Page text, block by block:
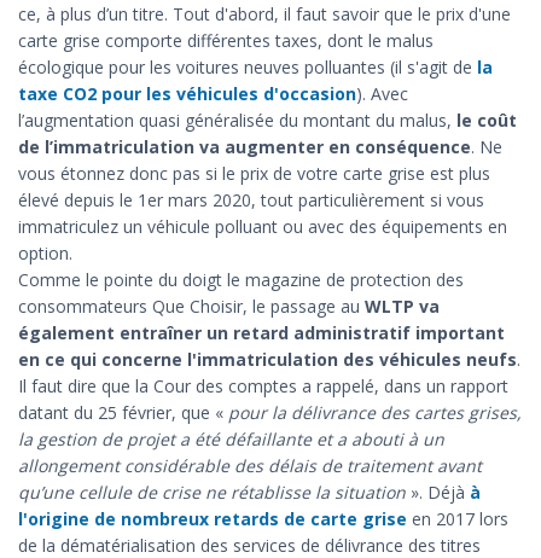
ce, à plus d’un titre. Tout d'abord, il faut savoir que le prix d'une
carte grise comporte différentes taxes, dont le malus
écologique pour les voitures neuves polluantes (il s'agit de la
taxe CO2 pour les véhicules d'occasion). Avec
l’augmentation quasi généralisée du montant du malus, le coût
de l’immatriculation va augmenter en conséquence. Ne
vous étonnez donc pas si le prix de votre carte grise est plus
élevé depuis le 1er mars 2020, tout particulièrement si vous
immatriculez un véhicule polluant ou avec des équipements en
option.
Comme le pointe du doigt le magazine de protection des
consommateurs Que Choisir, le passage au WLTP va
également entraîner un retard administratif important
en ce qui concerne l'immatriculation des véhicules neufs.
Il faut dire que la Cour des comptes a rappelé, dans un rapport
datant du 25 février, que « pour la délivrance des cartes grises,
la gestion de projet a été défaillante et a abouti à un
allongement considérable des délais de traitement avant
qu’une cellule de crise ne rétablisse la situation ». Déjà à
l'origine de nombreux retards de carte grise en 2017 lors
de la dématérialisation des services de délivrance des titres